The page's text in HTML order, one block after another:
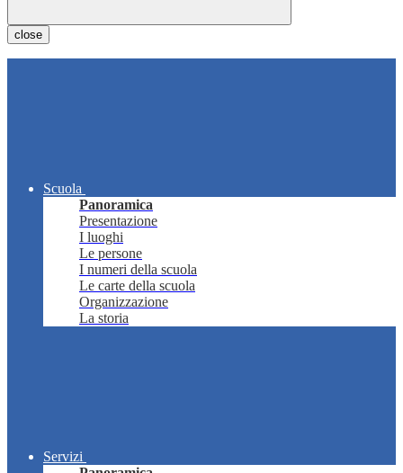
close
Scuola
Panoramica
Presentazione
I luoghi
Le persone
I numeri della scuola
Le carte della scuola
Organizzazione
La storia
Servizi